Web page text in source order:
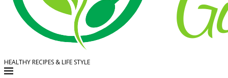
HEALTHY RECIPES & LIFE STYLE